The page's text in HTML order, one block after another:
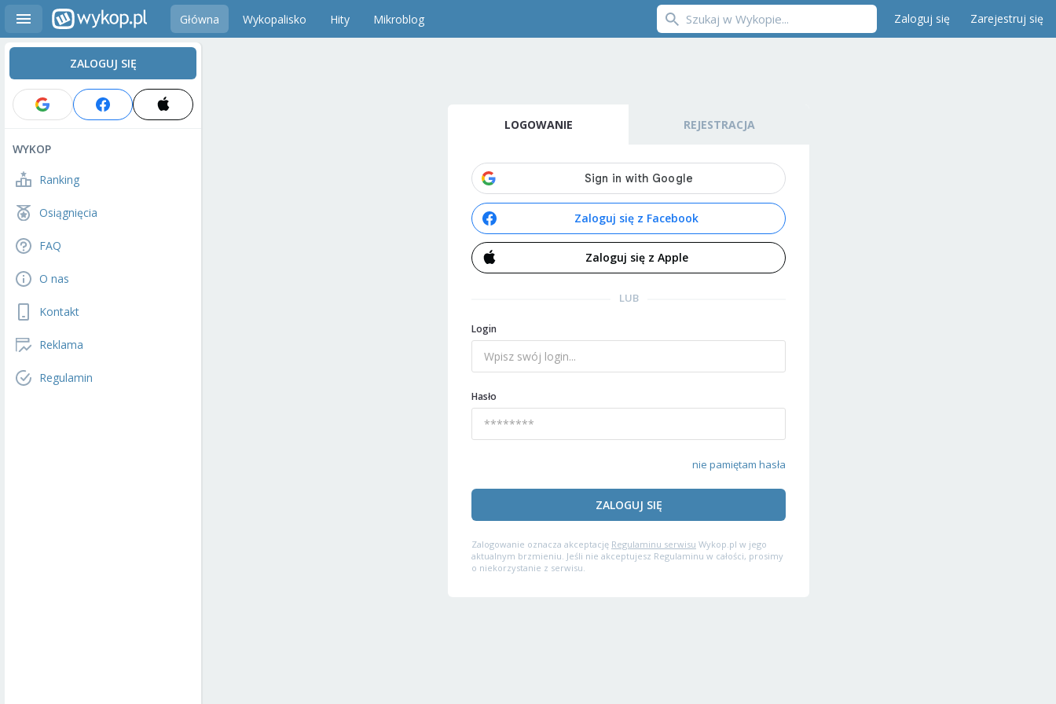
Główna Wykopalisko Hity Mikroblog Zaloguj się Zarejestruj się
ZALOGUJ SIĘ
WYKOP
Ranking
Osiągnięcia
FAQ
O nas
Kontakt
Reklama
Regulamin
LOGOWANIE REJESTRACJA
Zaloguj się z Facebook
Zaloguj się z Apple
LUB
Login
Hasło
nie pamiętam hasła
ZALOGUJ SIĘ
Zalogowanie oznacza akceptację Regulaminu serwisu Wykop.pl w jego
aktualnym brzmieniu. Jeśli nie akceptujesz Regulaminu w całości, prosimy
o niekorzystanie z serwisu.